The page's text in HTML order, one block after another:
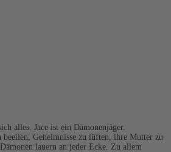
alles. Jace ist ein Dämonenjäger.
Geheimnisse zu lüften, ihre Mutter zu
lauern an jeder Ecke. Zu allem